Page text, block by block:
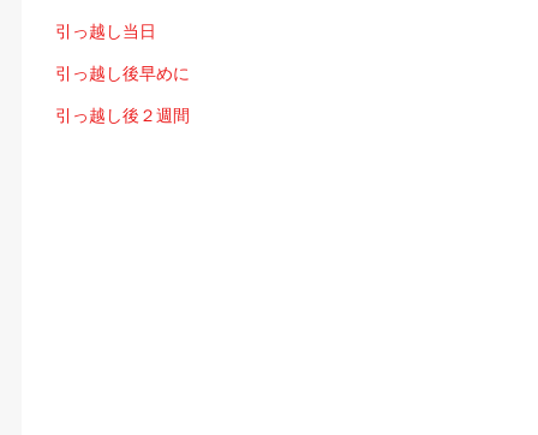
引っ越し当日
引っ越し後早めに
引っ越し後２週間